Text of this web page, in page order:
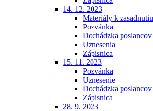
14. 12. 2023
Materiály k zasadnutiu
Pozvánka
Dochádzka poslancov
Uznesenia
Zápisnica
15. 11. 2023
Pozvánka
Uznesenie
Dochádzka poslancov
Zápisnica
28. 9. 2023